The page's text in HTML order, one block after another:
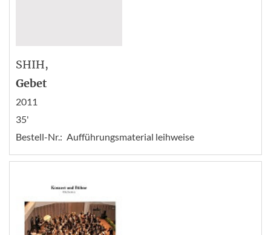
SHIH,
Gebet
2011
35'
Bestell-Nr.: Aufführungsmaterial leihweise